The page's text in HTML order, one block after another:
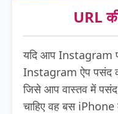
URL
यदि आप Instagram
Instagram ऐप पसंद
जिसे आप वास्तव में
चाहिए वह बस iPhone